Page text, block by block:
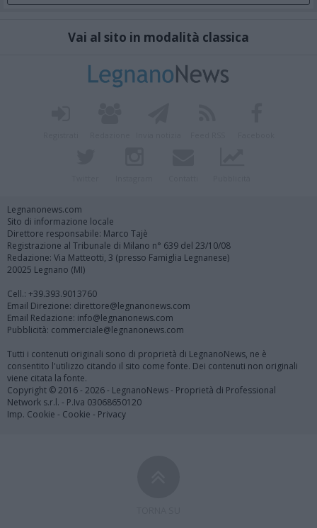
Vai al sito in modalità classica
Legnanonews.com
Sito di informazione locale
Direttore responsabile: Marco Tajè
Registrazione al Tribunale di Milano n° 639 del 23/10/08
Redazione: Via Matteotti, 3 (presso Famiglia Legnanese)
20025 Legnano (MI)
Cell.: +39.393.9013760
Email Direzione: direttore@legnanonews.com
Email Redazione: info@legnanonews.com
Pubblicità: commerciale@legnanonews.com
Tutti i contenuti originali sono di proprietà di LegnanoNews, ne è
consentito l'utilizzo citando il sito come fonte. Dei contenuti non originali
viene citata la fonte.
Copyright © 2016 - 2026 - LegnanoNews - Proprietà di Professional
Network s.r.l. - P.Iva 03068650120
Imp. Cookie - Cookie - Privacy